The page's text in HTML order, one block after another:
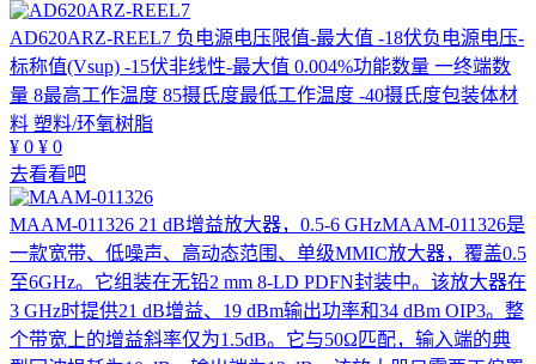
AD620ARZ-REEL7 负电源电压限值-最大值 -18伏负电源电压-
标称值(Vsup) -15伏非线性-最大值 0.004%功能数量 一终端数
量 8最高工作温度 85摄氏度最低工作温度 -40摄氏度包装体材
料 塑料/环氧树脂
¥ 0 ¥ 0
去看看吧
MAAM-011326 21 dB增益放大器，0.5-6 GHzMAAM-011326是
一款宽带、低噪声、高动态范围、单级MMIC放大器，覆盖0.5
至6GHz。它组装在无铅2 mm 8-LD PDFN封装中。该放大器在
3 GHz时提供21 dB增益、19 dBm输出功率和34 dBm OIP3。整
个带宽上的增益斜率仅为1.5dB。它与50Ω匹配，输入端的典